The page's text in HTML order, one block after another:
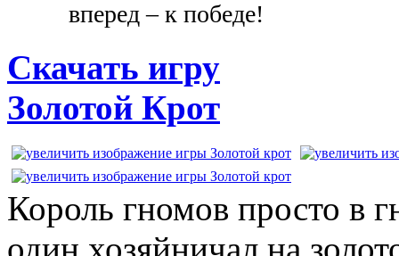
вперед – к победе!
Скачать игру
Золотой Крот
Король гномов просто в